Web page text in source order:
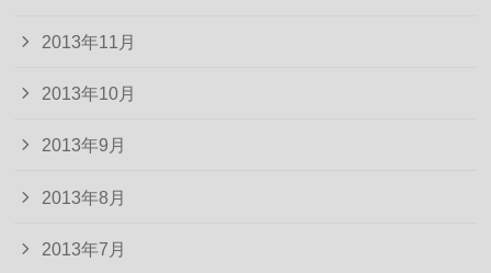
2013年11月
2013年10月
2013年9月
2013年8月
2013年7月